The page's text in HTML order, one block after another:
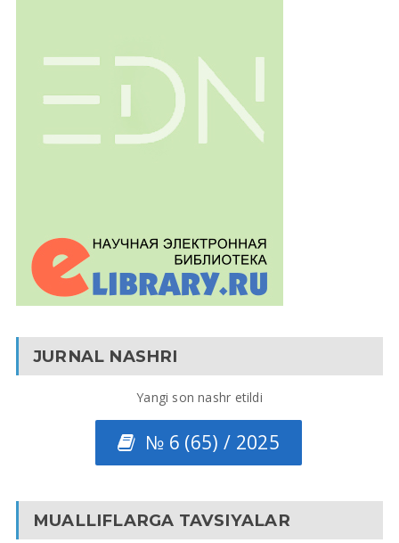
JURNAL NASHRI
Yangi son nashr etildi
№ 6 (65) / 2025
MUALLIFLARGA TAVSIYALAR